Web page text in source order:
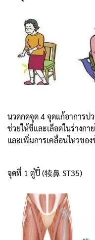
นวดกดจุด 4 จุดแก้อาการปว
ช่วยให้ชี่และเลือดในร่างกา
และเพิ่มการเคลื่อนไหวขอ
จุดที่ 1 ตู๋ปี๋ (犊鼻 ST35)